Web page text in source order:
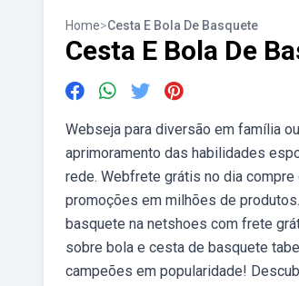
Home>Cesta E Bola De Basquete
Cesta E Bola De
Webseja para diversão em família
aprimoramento das habilidades
rede. Webfrete grátis no dia
promoções em milhões de
basquete na netshoes com frete
sobre bola e cesta de basquete
campeões em popularidade!